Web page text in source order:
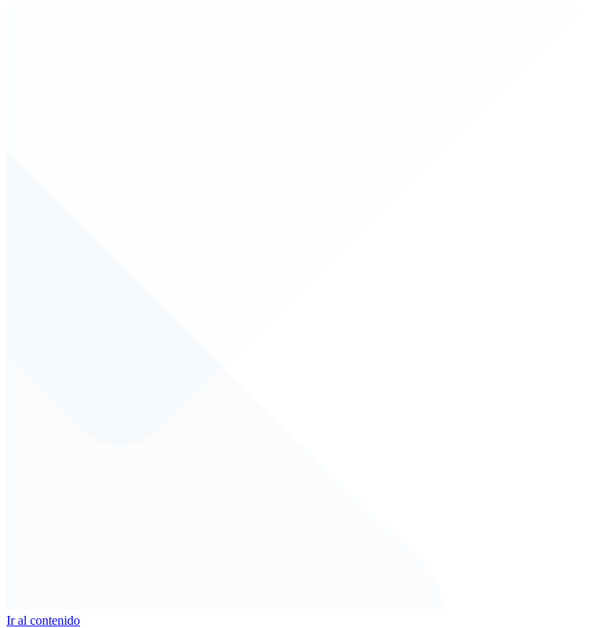
Ir al contenido